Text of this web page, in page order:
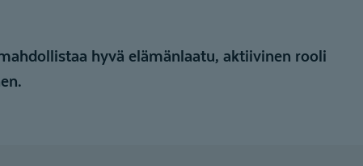
hyvä elämänlaatu, aktiivinen rooli